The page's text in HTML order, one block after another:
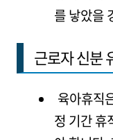
를 낳았을
근로자 신분
육아휴직
정 기간 휴